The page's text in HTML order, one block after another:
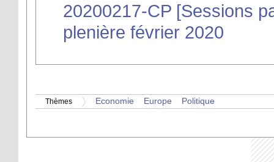
20200217-CP [Sessions
plenière février 2020
Thèmes Economie Europe Politique